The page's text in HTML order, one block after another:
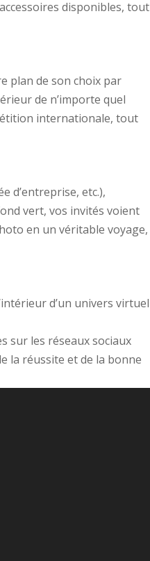
disponibles, tout
plan de son choix par
de n’importe quel
internationale, tout
d’entreprise, etc.),
vert, vos invités voient
en un véritable voyage,
d’un univers virtuel
sur les réseaux sociaux
la réussite et de la bonne